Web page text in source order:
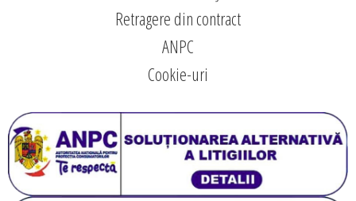
Retragere din contract
ANPC
Cookie-uri